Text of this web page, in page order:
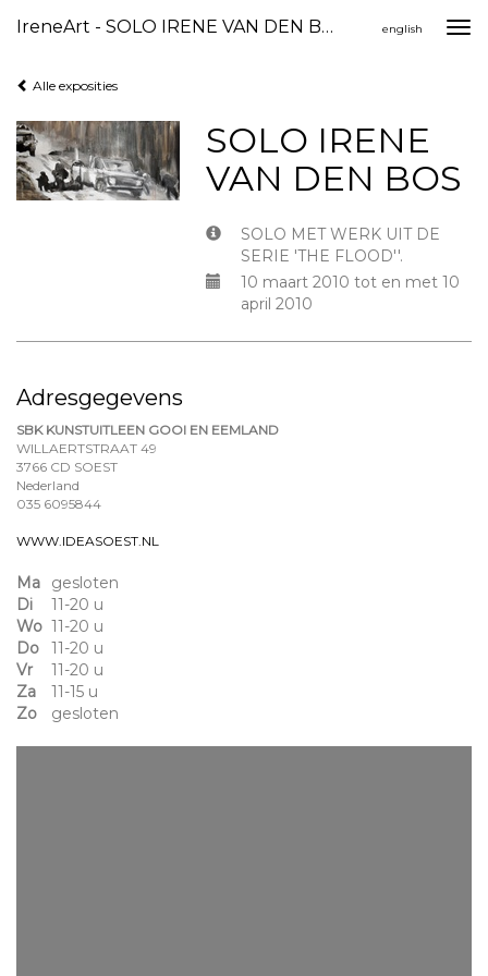
IreneArt - SOLO IRENE VAN DEN BOS english
Alle exposities
SOLO IRENE
VAN DEN BOS
SOLO MET WERK UIT DE
SERIE 'THE FLOOD''.
10 maart 2010 tot en met 10
april 2010
Adresgegevens
SBK KUNSTUITLEEN GOOI EN EEMLAND
WILLAERTSTRAAT 49
3766 CD SOEST
Nederland
035 6095844
WWW.IDEASOEST.NL
Ma
gesloten
Di
11-20 u
Wo 11-20 u
Do
11-20 u
Vr
11-20 u
Za
11-15 u
Zo
gesloten